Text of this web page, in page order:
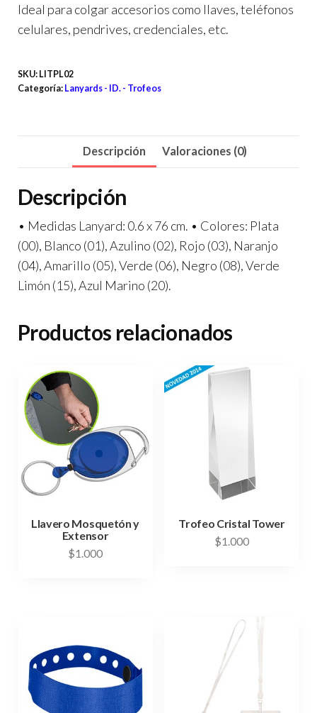
Ideal para colgar accesorios como llaves, teléfonos
celulares, pendrives, credenciales, etc.
SKU: LITPL02
Categoría: Lanyards - ID. - Trofeos
Descripción Valoraciones (0)
Descripción
• Medidas Lanyard: 0.6 x 76 cm. • Colores: Plata
(00), Blanco (01), Azulino (02), Rojo (03), Naranjo
(04), Amarillo (05), Verde (06), Negro (08), Verde
Limón (15), Azul Marino (20).
Productos relacionados
Llavero Mosquetón y
Extensor
$1.000
Trofeo Cristal Tower
$1.000